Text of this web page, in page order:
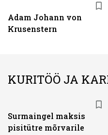
Adam Johann von
Krusenstern
KURITÖÖ JA
Surmaingel maksis
pisitütre mõrvarile